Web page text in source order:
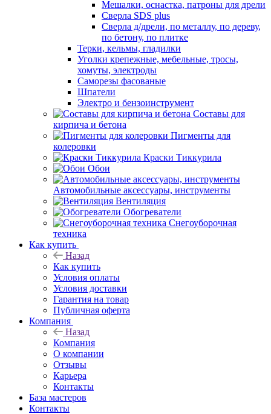
Мешалки, оснастка, патроны для дрели
Сверла SDS plus
Сверла д/дрели, по металлу, по дереву,
по бетону, по плитке
Терки, кельмы, гладилки
Уголки крепежные, мебельные, тросы,
хомуты, электроды
Саморезы фасованые
Шпатели
Электро и бензоинструмент
Составы для
кирпича и бетона
Пигменты для
колеровки
Краски Тиккурила
Обои
Автомобильные аксессуары, инструменты
Вентиляция
Обогреватели
Снегоуборочная
техника
Как купить
Назад
Как купить
Условия оплаты
Условия доставки
Гарантия на товар
Публичная оферта
Компания
Назад
Компания
О компании
Отзывы
Карьера
Контакты
База мастеров
Контакты